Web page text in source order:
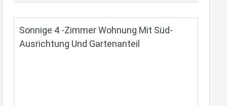
Sonnige 4 -Zimmer Wohnung Mit Süd-
Ausrichtung Und Gartenanteil